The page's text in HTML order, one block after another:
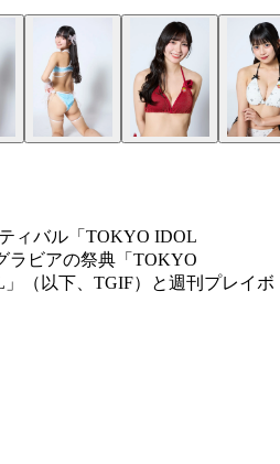
ィバル「TOKYO IDOL
ラビアの祭典「TOKYO
（以下、TGIF）と週刊プレイボ